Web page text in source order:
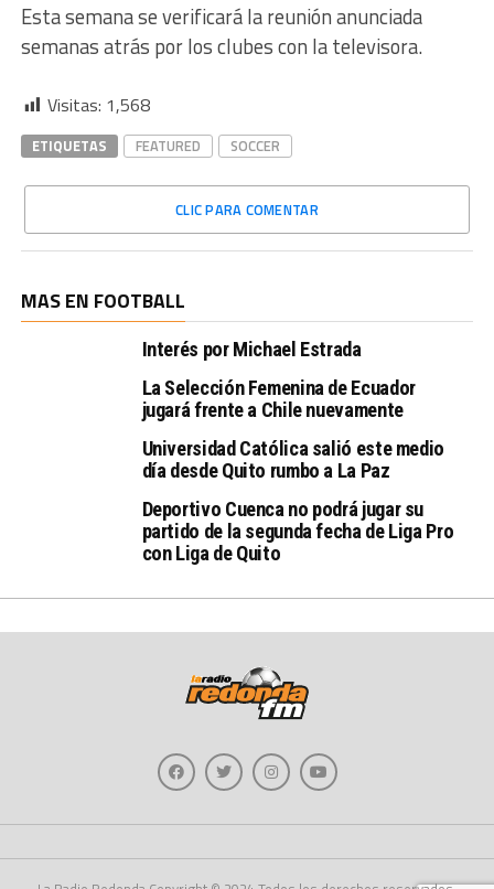
Esta semana se verificará la reunión anunciada
semanas atrás por los clubes con la televisora.
Visitas: 1,568
ETIQUETAS FEATURED SOCCER
CLIC PARA COMENTAR
MAS EN FOOTBALL
Interés por Michael Estrada
La Selección Femenina de Ecuador
jugará frente a Chile nuevamente
Universidad Católica salió este medio
día desde Quito rumbo a La Paz
Deportivo Cuenca no podrá jugar su
partido de la segunda fecha de Liga Pro
con Liga de Quito